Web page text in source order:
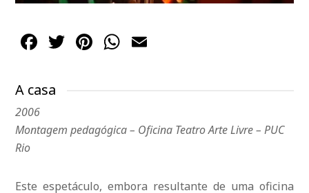
Facebook
Twitter
Pinterest
WhatsApp
A casa
2006
Montagem pedagógica – Oficina Teatro Arte Livre – PUC
Rio
Este espetáculo, embora resultante de uma oficina